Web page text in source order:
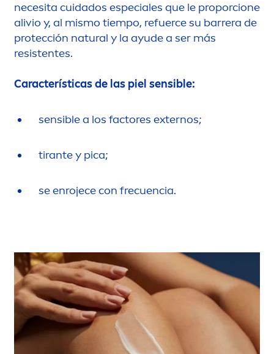
necesita cuidados especiales que le proporcione
alivio y, al mismo tiempo, refuerce su barrera de
protección natural y la ayude a ser más
resistentes.
Características de las piel sensible:
sensible a los factores externos;
tirante y pica;
se enrojece con frecuencia.